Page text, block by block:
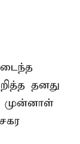
தனது
முன்னாள்